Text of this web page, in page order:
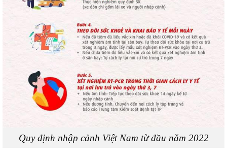
Quy định nhập cảnh Việt Nam từ đầu năm 2022